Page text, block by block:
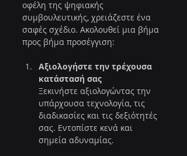
οφέλη της ψηφιακής
συμβουλευτικής, χρειάζεστε ένα
σαφές σχέδιο. Ακολουθεί μια βήμα
προς βήμα προσέγγιση:
Αξιολογήστε την τρέχουσα
κατάστασή σας
Ξεκινήστε αξιολογώντας την
υπάρχουσα τεχνολογία, τις
διαδικασίες και τις δεξιότητές
σας. Εντοπίστε κενά και
σημεία αδυναμίας.